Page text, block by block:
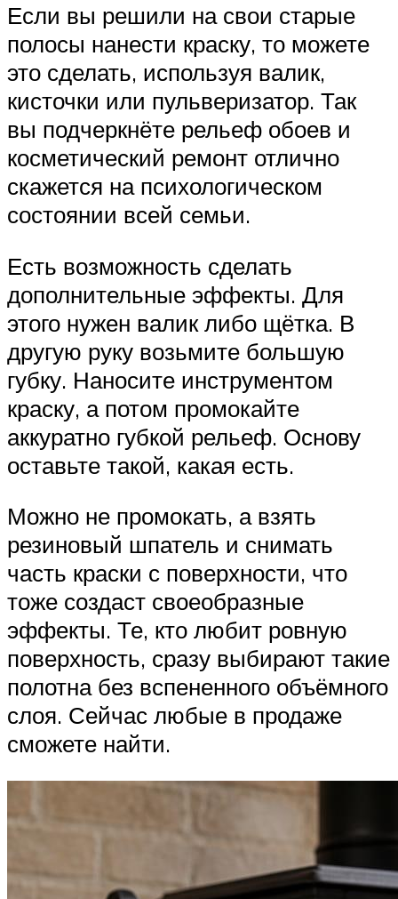
Если вы решили на свои старые
полосы нанести краску, то можете
это сделать, используя валик,
кисточки или пульверизатор. Так
вы подчеркнёте рельеф обоев и
косметический ремонт отлично
скажется на психологическом
состоянии всей семьи.
Есть возможность сделать
дополнительные эффекты. Для
этого нужен валик либо щётка. В
другую руку возьмите большую
губку. Наносите инструментом
краску, а потом промокайте
аккуратно губкой рельеф. Основу
оставьте такой, какая есть.
Можно не промокать, а взять
резиновый шпатель и снимать
часть краски с поверхности, что
тоже создаст своеобразные
эффекты. Те, кто любит ровную
поверхность, сразу выбирают такие
полотна без вспененного объёмного
слоя. Сейчас любые в продаже
сможете найти.